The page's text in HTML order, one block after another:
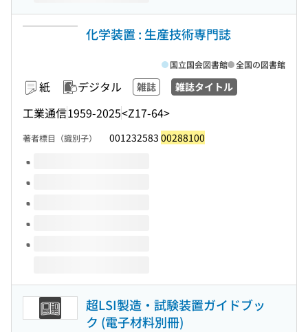
化学装置 : 生産技術専門誌
紙 デジタル 雑誌 雑誌タイトル
工業通信1959-2025<Z17-64>
国立国会図書館 全国の図書館
著者標目（識別子） 001232583 00288100
このタイトルの巻号
超LSI製造・試験装置ガイドブッ
ク (電子材料別冊)